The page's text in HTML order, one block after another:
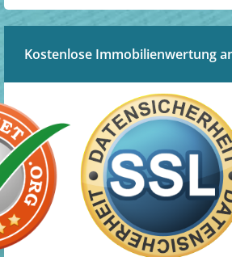
Kostenlose Immobilienwertung